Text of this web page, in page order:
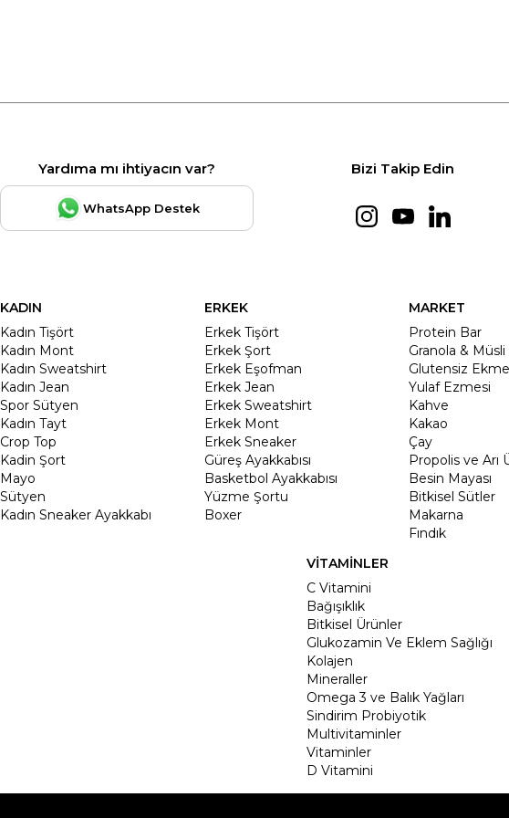
Yardıma mı ihtiyacın var?
WhatsApp Destek
Bizi Takip Edin
KADIN
Kadın Tişört
Kadın Mont
Kadın Sweatshirt
Kadın Jean
Spor Sütyen
Kadın Tayt
Crop Top
Kadin Şort
Mayo
Sütyen
Kadın Sneaker Ayakkabı
ERKEK
Erkek Tişört
Erkek Şort
Erkek Eşofman
Erkek Jean
Erkek Sweatshirt
Erkek Mont
Erkek Sneaker
Güreş Ayakkabısı
Basketbol Ayakkabısı
Yüzme Şortu
Boxer
MARKET
Protein Bar
Granola & Müsli
Glutensiz
Yulaf Ezmesi
Kahve
Kakao
Çay
Propolis ve Arı
Besin Mayası
Bitkisel Sütler
Makarna
Fındık
VİTAMİNLER
C Vitamini
Bağışıklık
Bitkisel Ürünler
Glukozamin Ve Eklem Sağlığı
Kolajen
Mineraller
Omega 3 ve Balık Yağları
Sindirim Probiyotik
Multivitaminler
Vitaminler
D Vitamini